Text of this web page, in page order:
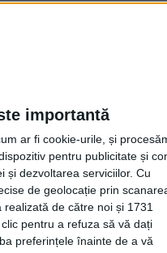
importantă
ar fi cookie-urile, și
pentru publicitate și
și dezvoltarea serviciilor. Cu
de geolocație prin
de către noi și 1731
pentru a refuza să vă dați
preferințele înainte de a vă
vor să
cu ei
ale lui Gheorghe